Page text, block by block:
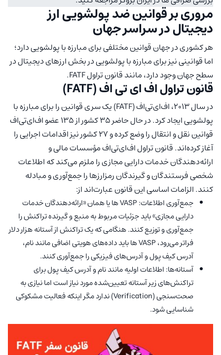
مروری بر قوانین ضد پولشویی ارز
دیجیتال در سراسر جهان
هر کشوری در جهان قوانین مختلفی برای مبارزه با پولشویی دارد؛
اما قوانینی نیز برای مبارزه با پولشویی در بخش ارزهای دیجیتال در
سطح جهان وجود دارد، مانند قانون تراول FATF.
قانون تراول اف ای تی اف (FATF)
در سال 2013، اف‌ای‌تی‌اف (FATF) یک سری قوانین را برای مبارزه با
پولشویی ایجاد کرد. در حال حاضر ۳۵ کشور از ۱۳۵ عضو اف‌ای‌تی‌اف
قوانین نقل و انتقال را وضع کرده و ۲۷ کشور نیز اقدامات اجرایی را
آغاز کرده‌اند. قانون تراول اف‌ای‌تی‌اف مؤسسات مالی و
ارائه‌دهندگان خدمات دارایی مجازی را ملزم می‌کند که اطلاعات
شخصی فرستندگان و گیرندگان رمزارزها را جمع‌آوری و مبادله
کنند. الزامات اساسی این قانون عبارت‌اند از:
جمع‌آوری اطلاعات: VASP ها یا همان «ارائه‌دهندگان خدمات
دارایی مجازی» باید جزئیات مربوط به منبع و گیرنده تراکنش را
جمع‌آوری و توزیع کنند. هنگامی که یک تراکنش از آستانه هزار دلار
فراتر می‌رود، VASP ها باید داده‌های هویتی اضافی مانند نام،
آدرس کیف پول و آدرس‌های فیزیکی را جمع‌آوری کنند.
آستانه‌ها: اطلاعات اولیه مانند نام و آدرس کیف پول برای
تراکنش‌های زیر آستانه تعیین‌شده مورد نیاز است اما نیازی به
صحت‌سنجی (Verification) ندارد مگر اینکه فعالیت مشکوکی
شناسایی شود.